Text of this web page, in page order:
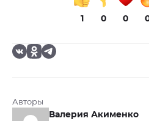
1 0 0
Авторы
Валерия Акименко